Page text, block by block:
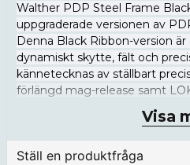
Walther PDP Steel Frame
uppgraderade versionen av
Denna Black Ribbon-version
dynamiskt skytte, fält och
kännetecknas av ställbart
förlängd mag-release samt
Med Walthers erkända
Trigger i kombination med
ger är detta en pistol som
Visa
Ställ en produktfråga